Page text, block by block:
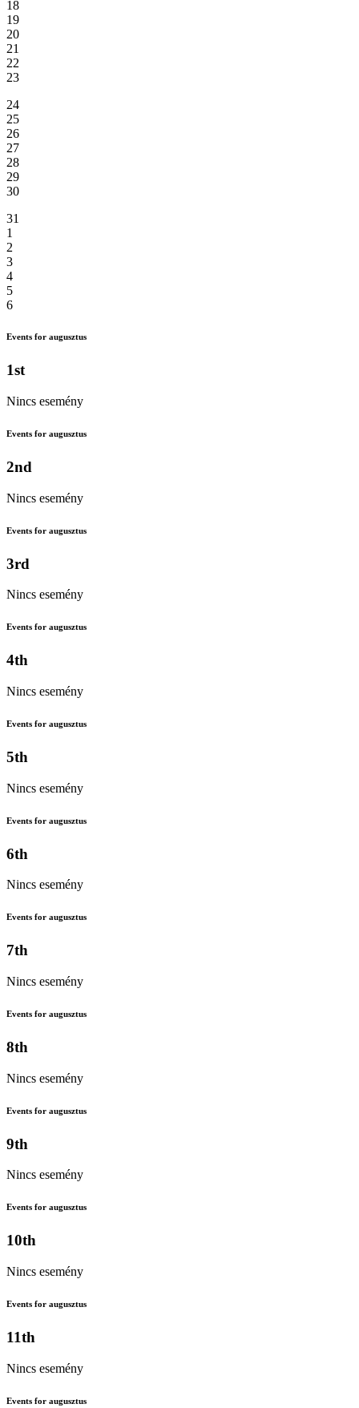
18
19
20
21
22
23
24
25
26
27
28
29
30
31
1
2
3
4
5
6
Events for augusztus
1st
Nincs esemény
Events for augusztus
2nd
Nincs esemény
Events for augusztus
3rd
Nincs esemény
Events for augusztus
4th
Nincs esemény
Events for augusztus
5th
Nincs esemény
Events for augusztus
6th
Nincs esemény
Events for augusztus
7th
Nincs esemény
Events for augusztus
8th
Nincs esemény
Events for augusztus
9th
Nincs esemény
Events for augusztus
10th
Nincs esemény
Events for augusztus
11th
Nincs esemény
Events for augusztus